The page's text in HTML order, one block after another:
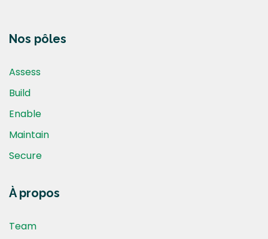
Nos pôles
Assess
Build
Enable
Maintain
Secure
À propos
Team